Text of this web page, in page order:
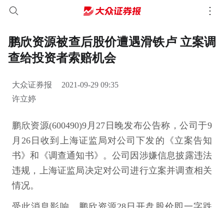
鹏欣资源被查后股价遭遇滑铁卢 立案调
查给投资者索赔机会
大众证券报
2021-09-29 09:35
许立婷
鹏欣资源(600490)9月27日晚发布公告称，公司于9
月26日收到上海证监局对公司下发的《立案告知
书》和《调查通知书》。公司因涉嫌信息披露违法
违规，上海证监局决定对公司进行立案并调查相关
情况。